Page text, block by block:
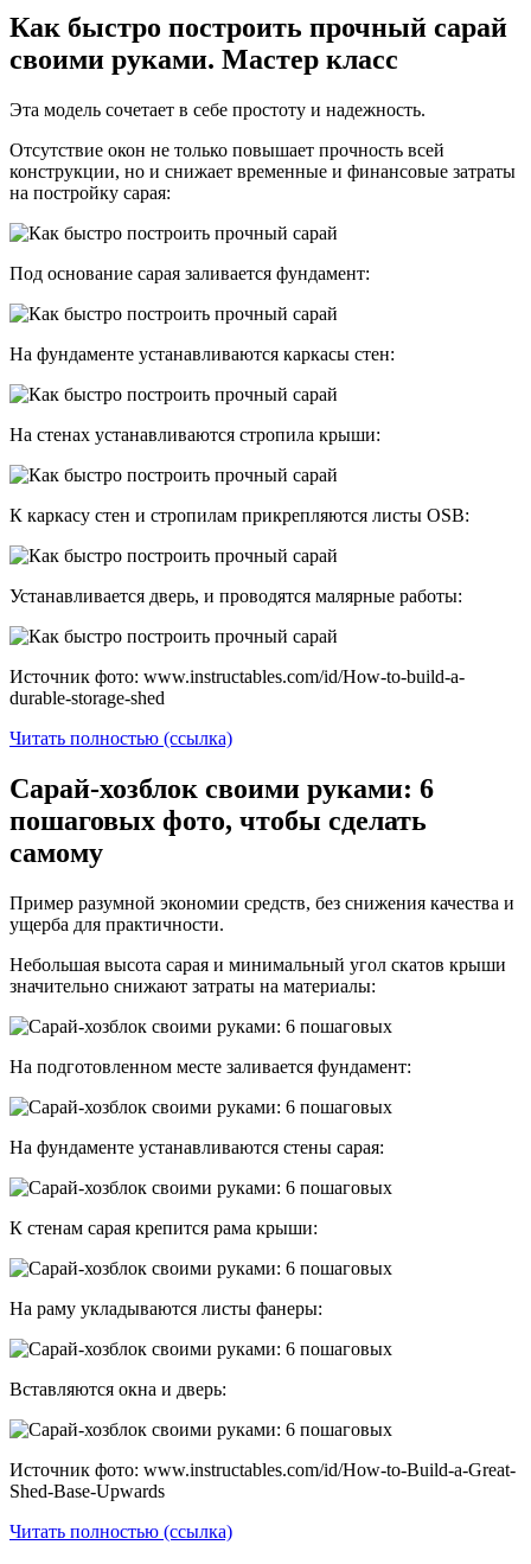
Как быстро построить прочный сарай
своими руками. Мастер класс
Эта модель сочетает в себе простоту и надежность.
Отсутствие окон не только повышает прочность всей
конструкции, но и снижает временные и финансовые затраты
на постройку сарая:
Под основание сарая заливается фундамент:
На фундаменте устанавливаются каркасы стен:
На стенах устанавливаются стропила крыши:
К каркасу стен и стропилам прикрепляются листы OSB:
Устанавливается дверь, и проводятся малярные работы:
Источник фото: www.instructables.com/id/How-to-build-a-
durable-storage-shed
Читать полностью (ссылка)
Сарай-хозблок своими руками: 6
пошаговых фото, чтобы сделать
самому
Пример разумной экономии средств, без снижения качества и
ущерба для практичности.
Небольшая высота сарая и минимальный угол скатов крыши
значительно снижают затраты на материалы:
На подготовленном месте заливается фундамент:
На фундаменте устанавливаются стены сарая:
К стенам сарая крепится рама крыши:
На раму укладываются листы фанеры:
Вставляются окна и дверь:
Источник фото: www.instructables.com/id/How-to-Build-a-Great-
Shed-Base-Upwards
Читать полностью (ссылка)